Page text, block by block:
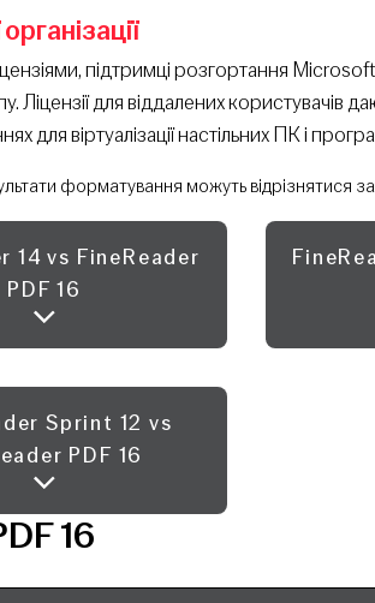
підтримці розгортання Microsoft
Ліцензії для віддалених користувачів
для віртуалізації настільних ПК і
форматування можуть відрізнятися
14 vs FineReader
PDF 16
Sprint 12 vs
PDF 16
16